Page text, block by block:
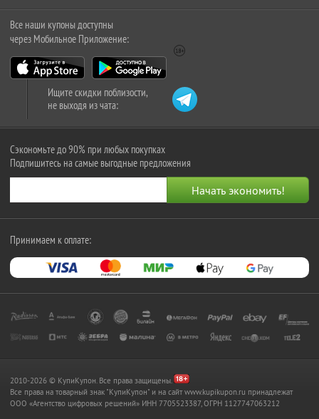
Все наши купоны доступны
через Мобильное Приложение:
Ищите скидки поблизости,
не выходя из чата:
Сэкономьте до 90% при любых покупках
Подпишитесь на самые выгодные предложения
Принимаем к оплате:
2010-2026 © КупиКупон. Все права защищены.
Все права на товарный знак "КупиКупон" и на сайт www.kupikupon.ru принадлежат
OOO «Агентство цифровых решений» ИНН 7705523387, ОГРН 1127747063212